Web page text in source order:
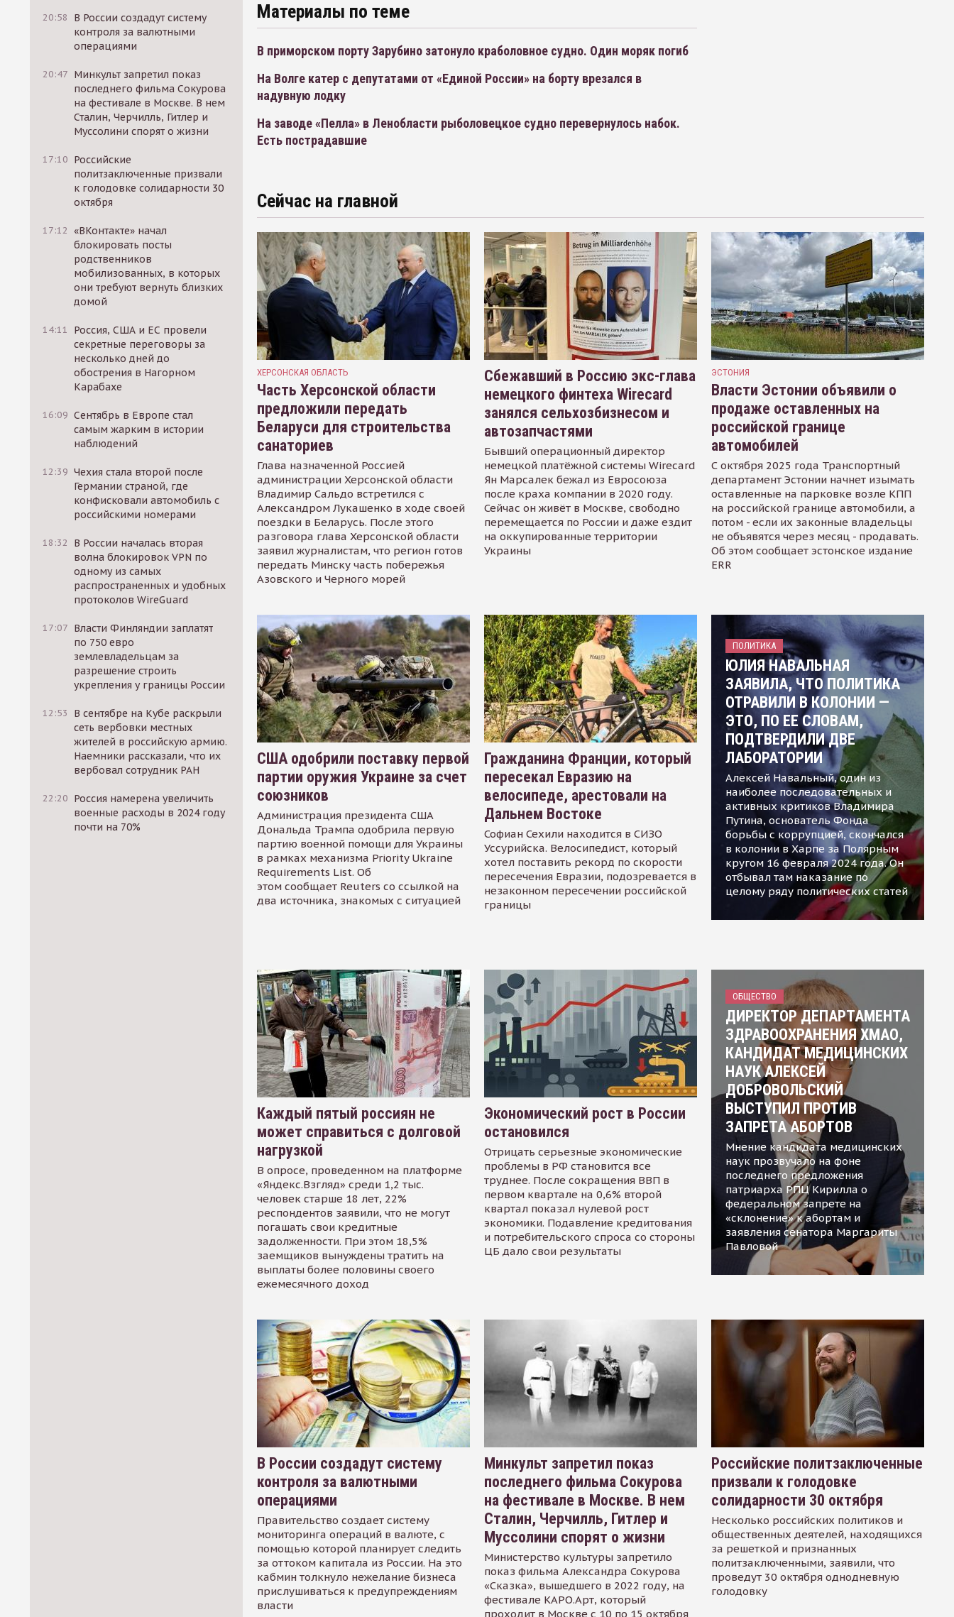
20:58
В России создадут систему
контроля за валютными
операциями
20:47 Минкульт запретил показ
последнего фильма Сокурова
на фестивале в Москве. В нем
Сталин, Черчилль, Гитлер и
Муссолини спорят о жизни
17:10 Российские
политзаключенные призвали
к голодовке солидарности 30
октября
17:12 «ВКонтакте» начал
блокировать посты
родственников
мобилизованных, в которых
они требуют вернуть близких
домой
14:11
Россия, США и ЕС провели
секретные переговоры за
несколько дней до
обострения в Нагорном
Карабахе
16:09 Сентябрь в Европе стал
самым жарким в истории
наблюдений
12:39 Чехия стала второй после
Германии страной, где
конфисковали автомобиль с
российскими номерами
18:32
В России началась вторая
волна блокировок VPN по
одному из самых
распространенных и удобных
протоколов WireGuard
17:07 Власти Финляндии заплатят
по 750 евро
землевладельцам за
разрешение строить
укрепления у границы России
12:53
В сентябре на Кубе раскрыли
сеть вербовки местных
жителей в российскую армию.
Наемники рассказали, что их
вербовал сотрудник РАН
22:20 Россия намерена увеличить
военные расходы в 2024 году
почти на 70%
Материалы по теме
В приморском порту Зарубино затонуло краболовное судно. Один моряк погиб
На Волге катер с депутатами от «Единой России» на борту врезался в
надувную лодку
На заводе «Пелла» в Ленобласти рыболовецкое судно перевернулось набок.
Есть пострадавшие
Сейчас на главной
ХЕРСОНСКАЯ ОБЛАСТЬ
Часть Херсонской области
предложили передать
Беларуси для строительства
санаториев
Глава назначенной Россией
администрации Херсонской области
Владимир Сальдо встретился с
Александром Лукашенко в ходе своей
поездки в Беларусь. После этого
разговора глава Херсонской области
заявил журналистам, что регион готов
передать Минску часть побережья
Азовского и Черного морей
Сбежавший в Россию экс-глава
немецкого финтеха Wirecard
занялся сельхозбизнесом и
автозапчастями
Бывший операционный директор
немецкой платёжной системы Wirecard
Ян Марсалек бежал из Евросоюза
после краха компании в 2020 году.
Сейчас он живёт в Москве, свободно
перемещается по России и даже ездит
на оккупированные территории
Украины
ЭСТОНИЯ
Власти Эстонии объявили о
продаже оставленных на
российской границе
автомобилей
С октября 2025 года Транспортный
департамент Эстонии начнет изымать
оставленные на парковке возле КПП
на российской границе автомобили, а
потом - если их законные владельцы
не объявятся через месяц - продавать.
Об этом сообщает эстонское издание
ERR
США одобрили поставку первой
партии оружия Украине за счет
союзников
Администрация президента США
Дональда Трампа одобрила первую
партию военной помощи для Украины
в рамках механизма Priority Ukraine
Requirements List. Об
этом сообщает Reuters со ссылкой на
два источника, знакомых с ситуацией
Гражданина Франции, который
пересекал Евразию на
велосипеде, арестовали на
Дальнем Востоке
Софиан Сехили находится в СИЗО
Уссурийска. Велосипедист, который
хотел поставить рекорд по скорости
пересечения Евразии, подозревается в
незаконном пересечении российской
границы
ПОЛИТИКА
ЮЛИЯ НАВАЛЬНАЯ
ЗАЯВИЛА, ЧТО ПОЛИТИКА
ОТРАВИЛИ В КОЛОНИИ —
ЭТО, ПО ЕЕ СЛОВАМ,
ПОДТВЕРДИЛИ ДВЕ
ЛАБОРАТОРИИ
Алексей Навальный, один из
наиболее последовательных и
активных критиков Владимира
Путина, основатель Фонда
борьбы с коррупцией, скончался
в колонии в Харпе за Полярным
кругом 16 февраля 2024 года. Он
отбывал там наказание по
целому ряду политических статей
Каждый пятый россиян не
может справиться с долговой
нагрузкой
В опросе, проведенном на платформе
«Яндекс.Взгляд» среди 1,2 тыс.
человек старше 18 лет, 22%
респондентов заявили, что не могут
погашать свои кредитные
задолженности. При этом 18,5%
заемщиков вынуждены тратить на
выплаты более половины своего
ежемесячного доход
Экономический рост в России
остановился
Отрицать серьезные экономические
проблемы в РФ становится все
труднее. После сокращения ВВП в
первом квартале на 0,6% второй
квартал показал нулевой рост
экономики. Подавление кредитования
и потребительского спроса со стороны
ЦБ дало свои результаты
ОБЩЕСТВО
ДИРЕКТОР ДЕПАРТАМЕНТА
ЗДРАВООХРАНЕНИЯ ХМАО,
КАНДИДАТ МЕДИЦИНСКИХ
НАУК АЛЕКСЕЙ
ДОБРОВОЛЬСКИЙ
ВЫСТУПИЛ ПРОТИВ
ЗАПРЕТА АБОРТОВ
Мнение кандидата медицинских
наук прозвучало на фоне
последнего предложения
патриарха РПЦ Кирилла о
федеральном запрете на
«склонение» к абортам и
заявления сенатора Маргариты
Павловой
В России создадут систему
контроля за валютными
операциями
Правительство создает систему
мониторинга операций в валюте, с
помощью которой планирует следить
за оттоком капитала из России. На это
кабмин толкнуло нежелание бизнеса
прислушиваться к предупреждениям
власти
Минкульт запретил показ
последнего фильма Сокурова
на фестивале в Москве. В нем
Сталин, Черчилль, Гитлер и
Муссолини спорят о жизни
Министерство культуры запретило
показ фильма Александра Сокурова
«Сказка», вышедшего в 2022 году, на
фестивале КАРО.Арт, который
проходит в Москве с 10 по 15 октября
Российские политзаключенные
призвали к голодовке
солидарности 30 октября
Несколько российских политиков и
общественных деятелей, находящихся
за решеткой и признанных
политзаключенными, заявили, что
проведут 30 октября однодневную
голодовку